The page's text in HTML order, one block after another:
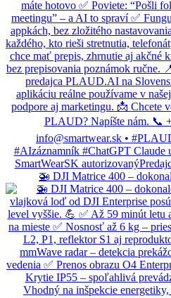
🚁 DJI Matrice 400 –